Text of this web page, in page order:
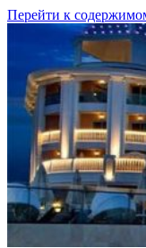
Перейти к